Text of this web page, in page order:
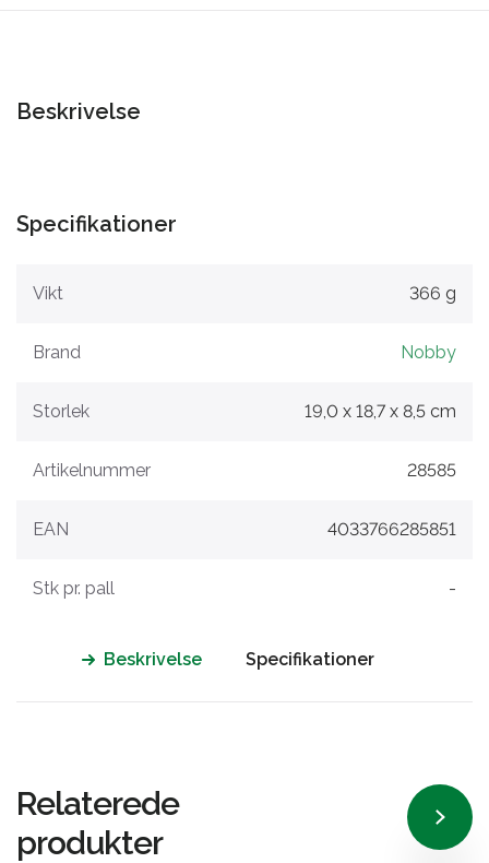
Beskrivelse
Specifikationer
Vikt 366 g
Brand Nobby
Storlek 19,0 x 18,7 x 8,5 cm
Artikelnummer 28585
EAN 4033766285851
Stk pr. pall -
Beskrivelse Specifikationer
Relaterede
produkter